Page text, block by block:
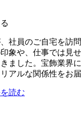
社員のご自宅を訪
象や、仕事では見
ました。宝飾業界
アルな関係性をお届
読む